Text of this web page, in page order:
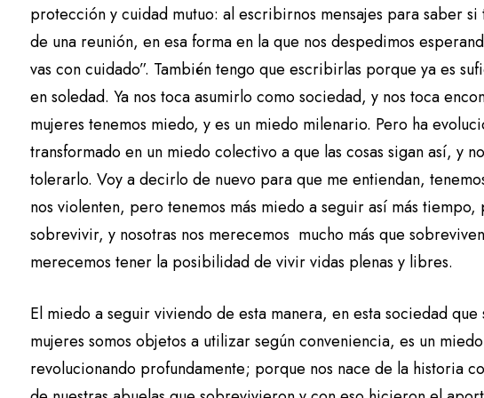
protección y cuidad mutuo: al escribirnos mensajes para saber si
de una reunión, en esa forma en la que nos despedimos
vas con cuidado”. También tengo que escribirlas porque ya es
en soledad. Ya nos toca asumirlo como sociedad, y nos toca
mujeres tenemos miedo, y es un miedo milenario. Pero ha
transformado en un miedo colectivo a que las cosas sigan así, y
tolerarlo. Voy a decirlo de nuevo para que me entiendan,
nos violenten, pero tenemos más miedo a seguir así más
sobrevivir, y nosotras nos merecemos mucho más que
merecemos tener la posibilidad de vivir vidas plenas y libres.
El miedo a seguir viviendo de esta manera, en esta sociedad que
mujeres somos objetos a utilizar según conveniencia, es un
revolucionando profundamente; porque nos nace de la historia